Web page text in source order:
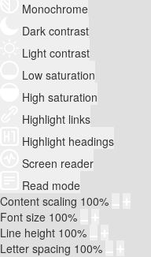
Monochrome
Dark contrast
Light contrast
Low saturation
High saturation
Highlight links
Highlight headings
Screen reader
Read mode
Content scaling 100%
Font size 100%
Line height 100%
Letter spacing 100%